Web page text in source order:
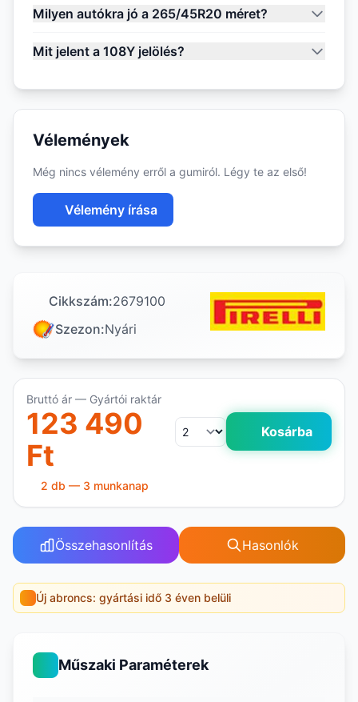
Milyen autókra jó a 265/45R20 méret?
Mit jelent a 108Y jelölés?
Vélemények
Még nincs vélemény erről a gumiról. Légy te az első!
Vélemény írása
Cikkszám:2679100
Szezon:Nyári
Bruttó ár — Gyártói raktár
123 490
Ft
Kosárba
2 db — 3 munkanap
Összehasonlítás Hasonlók
Új abroncs: gyártási idő 3 éven belüli
Műszaki Paraméterek